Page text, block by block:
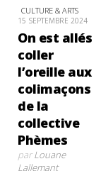
CULTURE & ARTS
15 SEPTEMBRE 2024
On est allés
coller
l’oreille aux
colimaçons
de la
collective
Phèmes
parLouane
Lallemant